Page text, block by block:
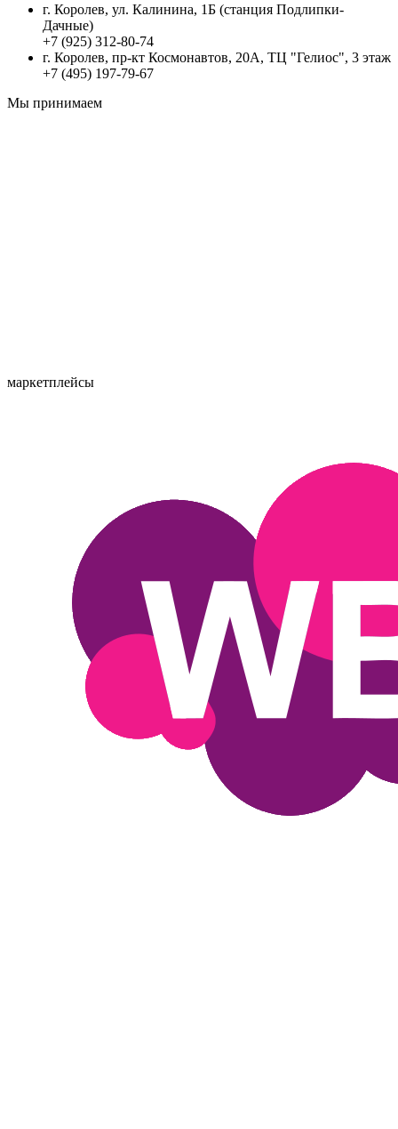
г. Королев, ул. Калинина, 1Б (станция Подлипки-
Дачные)
+7 (925) 312-80-74
г. Королев, пр-кт Космонавтов, 20А, ТЦ "Гелиос", 3 этаж
+7 (495) 197-79-67
Мы принимаем
маркетплейсы